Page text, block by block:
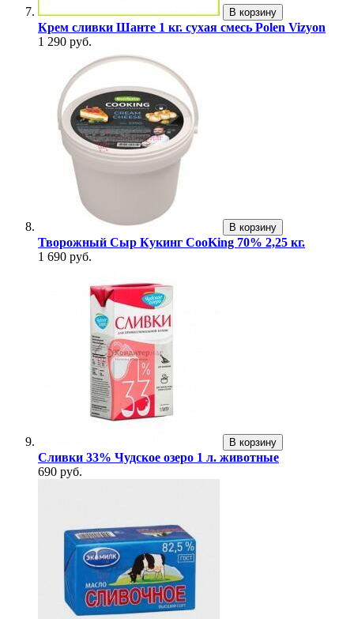
В корзину
Крем сливки Шанте 1 кг. сухая смесь Polen Vizyon
1 290 руб.
В корзину
Творожный Сыр Кукинг CooKing 70% 2,25 кг.
1 690 руб.
В корзину
Сливки 33% Чудское озеро 1 л. животные
690 руб.